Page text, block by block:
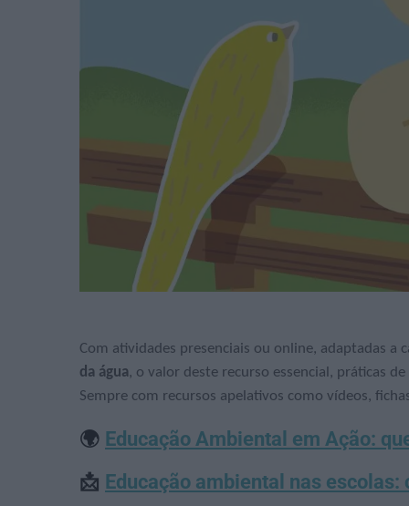
Com atividades presenciais ou online, adaptadas a
da água, o valor deste recurso essencial, práticas de
Sempre com recursos apelativos como vídeos,
🌍 Educação Ambiental em Ação:
📩 Educação ambiental nas